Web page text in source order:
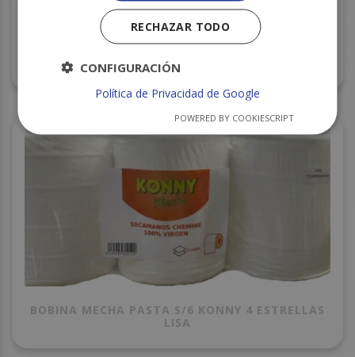
ROLLO COCINA RENOVA GREEN
BOBINA MECHA PASTA S/6 KONNY 4 ESTRELLAS
LISA
RECHAZAR TODO
CONFIGURACIÓN
Política de Privacidad de Google
POWERED BY COOKIESCRIPT